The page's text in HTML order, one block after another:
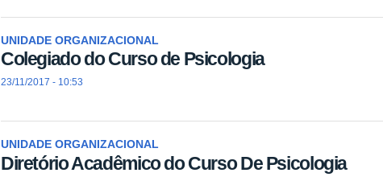
UNIDADE ORGANIZACIONAL
Colegiado do Curso de Psicologia
23/11/2017 - 10:53
UNIDADE ORGANIZACIONAL
Diretório Acadêmico do Curso De Psicologia